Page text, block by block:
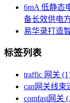
6mA 低静态
备长效供电
易华录打造
标签列表
traffic 网关
can网关线束
comfast网关